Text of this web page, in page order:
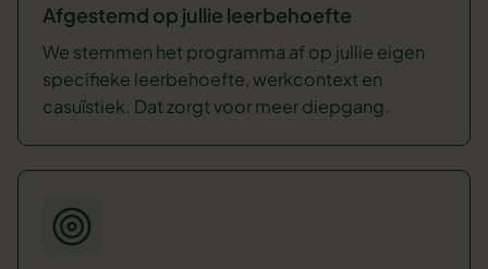
Afgestemd op jullie leerbehoefte
We stemmen het programma af op jullie eigen
specifieke leerbehoefte, werkcontext en
casuïstiek. Dat zorgt voor meer diepgang.